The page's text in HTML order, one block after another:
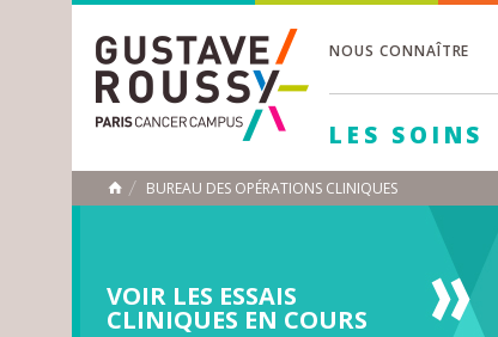
NOUS CONNAÎTRE
LES SOINS
ACCUEIL
BUREAU DES OPÉRATIONS CLINIQUES
VOIR LES ESSAIS
CLINIQUES EN COURS